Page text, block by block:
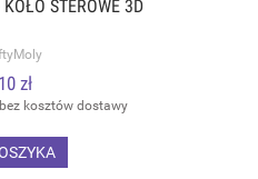
STEROWE 3D
zł
kosztów dostawy